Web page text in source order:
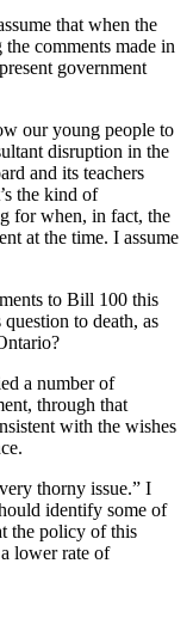
that when the
comments made in
government
our young people to
disruption in the
and its teachers
the kind of
for when, in fact, the
at the time. I assume
to Bill 100 this
to death, as
a number of
through that
with the wishes
thorny issue.” I
identify some of
the policy of this
lower rate of